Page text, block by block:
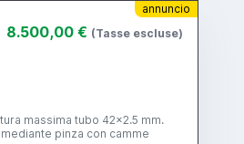
annuncio
8.500,00 € (Tasse escluse)